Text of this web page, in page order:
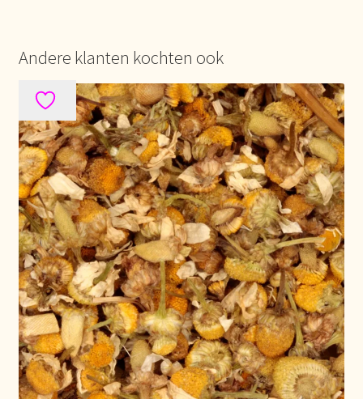
Mijn Favorieten
Multilingualism
Multilinguisme
Multilingüismo.
Newsletter
Newsletter
Nieuwsbrief
Andere klanten kochten ook